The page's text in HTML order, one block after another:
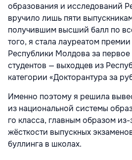
образования и исследований
вручило лишь пяти
получившим высший балл по
того, я стала лауреатом
Республики Молдова за первое
студентов — выходцев из
категории «Докторантура за
Именно поэтому я решила
из национальной системы
го класса, главным образом
жёсткости выпускных
буллинга в школах.